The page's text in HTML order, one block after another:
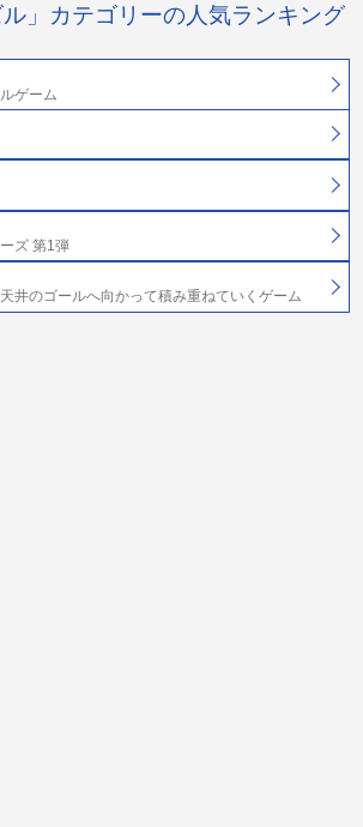
ル」カテゴリーの人気ランキング
ゲーム
ズ 第1弾
井のゴールへ向かって積み重ねていくゲーム